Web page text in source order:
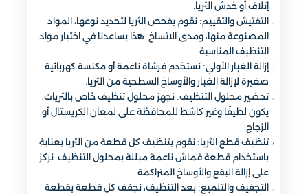
إتلاف أو خدش الثريا.
التفتيش والتقييم: نقوم بفحص الثريا لتحديد نوعها، المواد
المصنوعة منها، ومدى الاتساخ. هذا يساعدنا في اختيار مواد
التنظيف المناسبة.
إزالة الغبار الأولي: نستخدم فرشاة ناعمة أو مكنسة كهربائية
صغيرة لإزالة الغبار والأوساخ السطحية من الثريا.
تحضير محلول التنظيف: نجهز محلول تنظيف خاص بالثريات،
يكون لطيفًا وغير كاشط للمحافظة على لمعان الكريستال أو
الزجاج.
تنظيف قطع الثريا: نقوم بتنظيف كل قطعة من الثريا بعناية
باستخدام قطعة قماش ناعمة مبللة بمحلول التنظيف. نركز
على إزالة البقع والأوساخ المتراكمة.
التجفيف والتلميع: بعد التنظيف، نجفف كل قطعة بقطعة